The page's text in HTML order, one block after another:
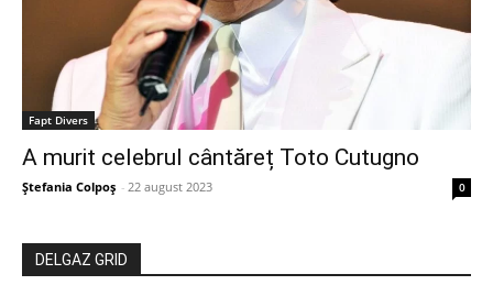
Fapt Divers
A murit celebrul cântăreț Toto Cutugno
Ștefania Colpoș - 22 august 2023 0
DELGAZ GRID